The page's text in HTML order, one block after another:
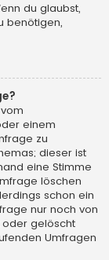
du glaubst,
benötigen,
einem
zu
dieser ist
eine Stimme
löschen
schon ein
nur noch von
gelöscht
Umfragen